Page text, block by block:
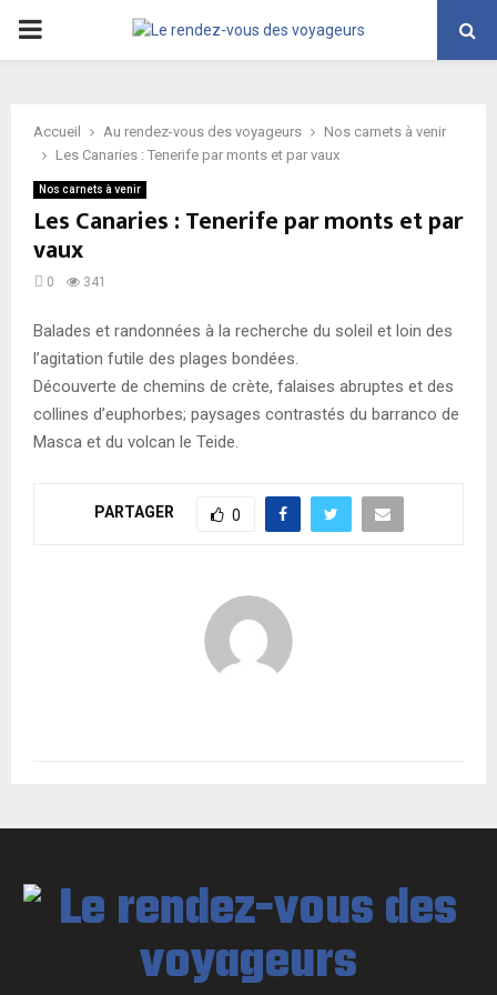
PRIMARY
Accueil Au rendez-vous des voyageurs
Nos carnets à venir
Les Canaries : Tenerife par monts et par vaux
Nos carnets à venir
Les Canaries : Tenerife par monts et par
vaux
0 341
Balades et randonnées à la recherche du soleil et loin des
l’agitation futile des plages bondées.
Découverte de chemins de crète, falaises abruptes et des
collines d’euphorbes; paysages contrastés du barranco de
Masca et du volcan le Teide.
PARTAGER 0